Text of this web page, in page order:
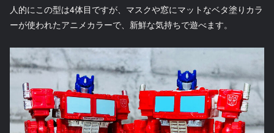
人的にこの型は4体目ですが、マスクや窓にマットなベタ塗りカラ
ーが使われたアニメカラーで、新鮮な気持ちで遊べます。